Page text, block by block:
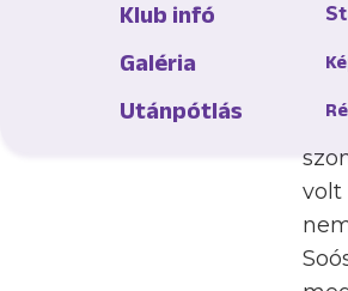
Klub infó
Galéria
Utánpótlás
A
volt